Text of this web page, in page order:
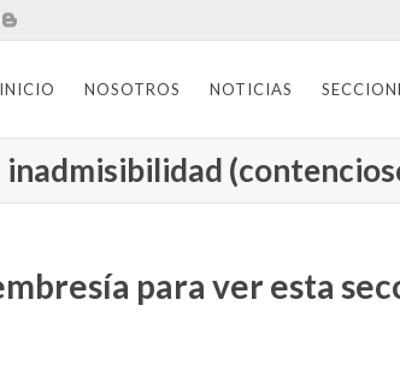
INICIO NOSOTROS NOTICIAS
inadmisibilidad
para ver esta